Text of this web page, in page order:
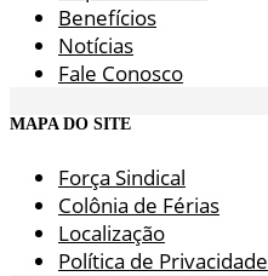
Benefícios
Notícias
Fale Conosco
MAPA DO SITE
Força Sindical
Colônia de Férias
Localização
Política de Privacidade